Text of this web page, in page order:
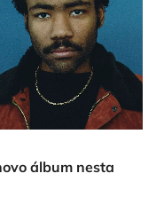
álbum nesta